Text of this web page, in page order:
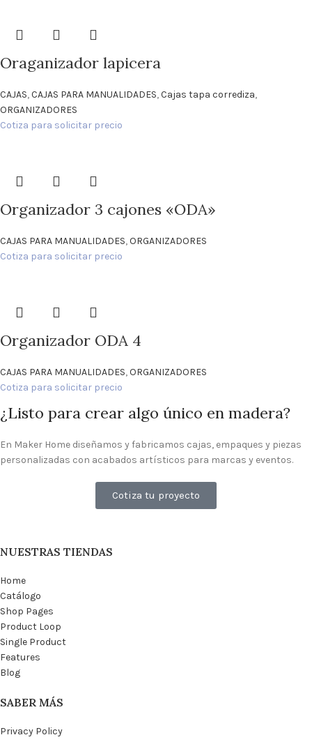
Oraganizador lapicera
CAJAS,CAJAS PARA MANUALIDADES,Cajas tapa corrediza,
ORGANIZADORES
Cotiza para solicitar precio
Organizador 3 cajones «ODA»
CAJAS PARA MANUALIDADES,ORGANIZADORES
Cotiza para solicitar precio
Organizador ODA 4
CAJAS PARA MANUALIDADES,ORGANIZADORES
Cotiza para solicitar precio
¿Listo para crear algo único en madera?
En Maker Home diseñamos y fabricamos cajas, empaques y piezas
personalizadas con acabados artísticos para marcas y eventos.
Cotiza tu proyecto
NUESTRAS TIENDAS
Home
Catálogo
Shop Pages
Product Loop
Single Product
Features
Blog
SABER MÁS
Privacy Policy